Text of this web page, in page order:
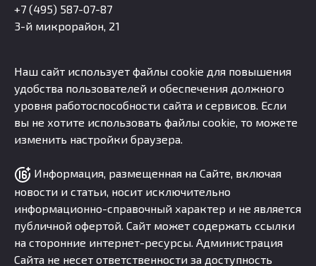
+7 (495) 587-07-87
3-й микрорайон, 21
Наш сайт использует файлы cookie для повышения
удобства пользователей и обеспечения должного
уровня работоспособности сайта и сервисов. Если
вы не хотите использовать файлы cookie, то можете
изменить настройки браузера.
Информация, размещенная на Сайте, включая
новости и статьи, носит исключительно
информационно-справочный характер и не является
публичной офертой. Сайт может содержать ссылки
на сторонние интернет-ресурсы. Администрация
Сайта не несет ответственности за доступность